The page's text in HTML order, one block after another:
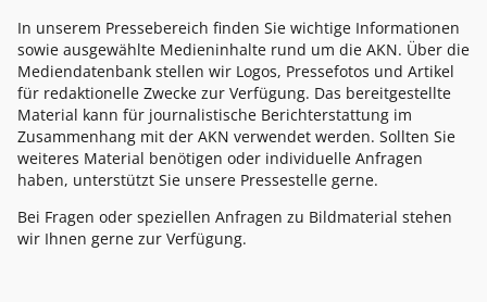
In unserem Pressebereich finden Sie wichtige Informationen
sowie ausgewählte Medieninhalte rund um die AKN. Über die
Mediendatenbank stellen wir Logos, Pressefotos und Artikel
für redaktionelle Zwecke zur Verfügung. Das bereitgestellte
Material kann für journalistische Berichterstattung im
Zusammenhang mit der AKN verwendet werden. Sollten Sie
weiteres Material benötigen oder individuelle Anfragen
haben, unterstützt Sie unsere Pressestelle gerne.
Bei Fragen oder speziellen Anfragen zu Bildmaterial stehen
wir Ihnen gerne zur Verfügung.